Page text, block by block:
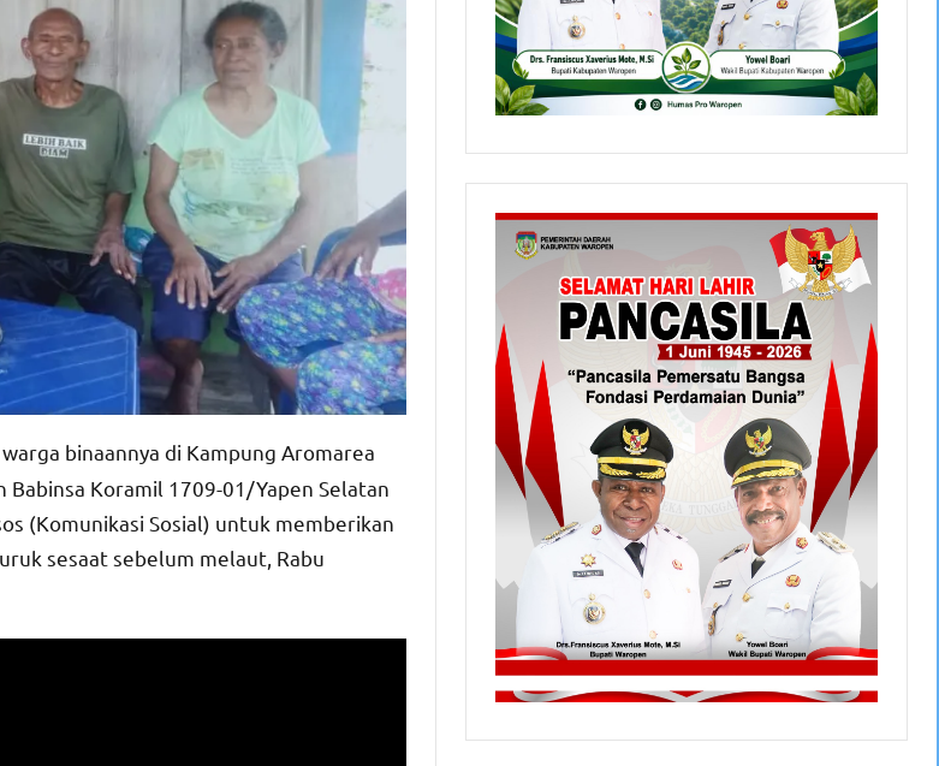
binaannya di Kampung Aromarea
Koramil 1709-01/Yapen Selatan
(Komunikasi Sosial) untuk memberikan
sesaat sebelum melaut, Rabu